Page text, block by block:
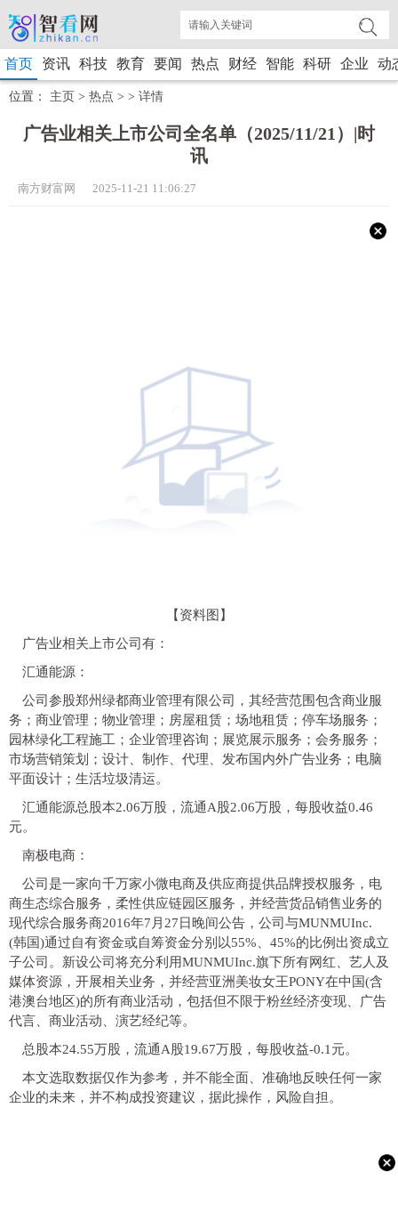
首页 资讯 科技 教育 要闻 热点 财经 智能 科研 企业 动
位置： 主页 > 热点 > > 详情
广告业相关上市公司全名单（2025/11/21）|时
讯
南方财富网 2025-11-21 11:06:27
【资料图】
广告业相关上市公司有：
汇通能源：
公司参股郑州绿都商业管理有限公司，其经营范围包含商业服
务；商业管理；物业管理；房屋租赁；场地租赁；停车场服务；
园林绿化工程施工；企业管理咨询；展览展示服务；会务服务；
市场营销策划；设计、制作、代理、发布国内外广告业务；电脑
平面设计；生活垃圾清运。
汇通能源总股本2.06万股，流通A股2.06万股，每股收益0.46
元。
南极电商：
公司是一家向千万家小微电商及供应商提供品牌授权服务，电
商生态综合服务，柔性供应链园区服务，并经营货品销售业务的
现代综合服务商2016年7月27日晚间公告，公司与MUNMUInc.
(韩国)通过自有资金或自筹资金分别以55%、45%的比例出资成立
子公司。新设公司将充分利用MUNMUInc.旗下所有网红、艺人及
媒体资源，开展相关业务，并经营亚洲美妆女王PONY在中国(含
港澳台地区)的所有商业活动，包括但不限于粉丝经济变现、广告
代言、商业活动、演艺经纪等。
总股本24.55万股，流通A股19.67万股，每股收益-0.1元。
本文选取数据仅作为参考，并不能全面、准确地反映任何一家
企业的未来，并不构成投资建议，据此操作，风险自担。